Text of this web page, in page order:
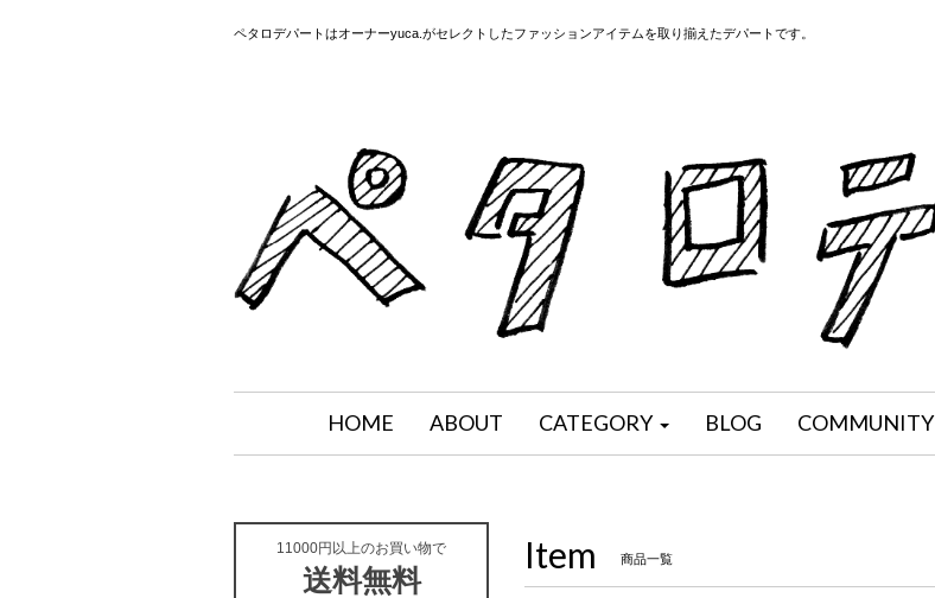
ペタロデパートはオーナーyuca.がセレクトしたファッションアイテムを取り揃えたデパートです。
HOME ABOUT CATEGORY BLOG COMMUNITY
Item 商品一覧
11000円以上のお買い物で
送料無料